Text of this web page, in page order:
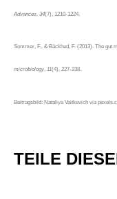
Advances, 34(7), 1210-1224.
Sommer, F., & Bäckhed, F. (2013). The gut
microbiology, 11(4), 227-238.
Beitragsbild: Nataliya Vaitkevich via
TEILE